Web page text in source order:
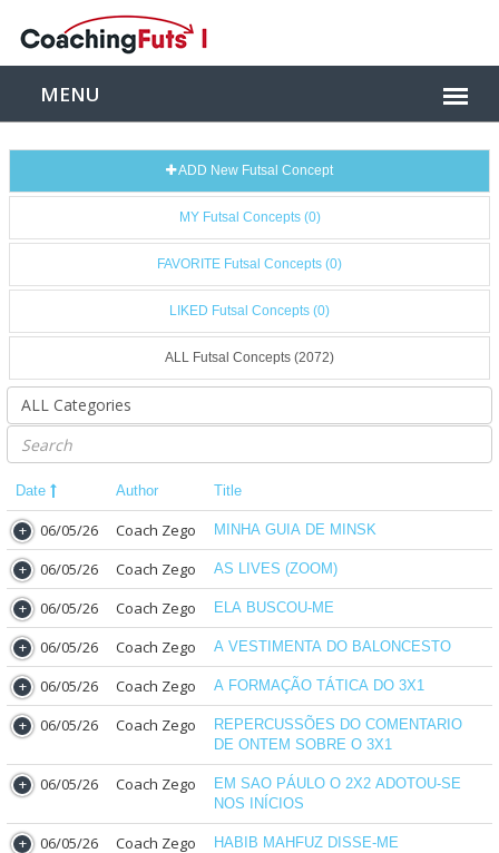
ADD New Futsal Concept
MY Futsal Concepts (0)
FAVORITE Futsal Concepts (0)
LIKED Futsal Concepts (0)
ALL Futsal Concepts (2072)
Date Author Title
06/05/26 Coach Zego MINHA GUIA DE MINSK
06/05/26 Coach Zego AS LIVES (ZOOM)
06/05/26 Coach Zego ELA BUSCOU-ME
06/05/26 Coach Zego A VESTIMENTA DO BALONCESTO
06/05/26 Coach Zego A FORMAÇÃO TÁTICA DO 3X1
06/05/26 Coach Zego
REPERCUSSÕES DO COMENTARIO
DE ONTEM SOBRE O 3X1
06/05/26 Coach Zego
EM SAO PÁULO O 2X2 ADOTOU-SE
NOS INÍCIOS
06/05/26 Coach Zego HABIB MAHFUZ DISSE-ME